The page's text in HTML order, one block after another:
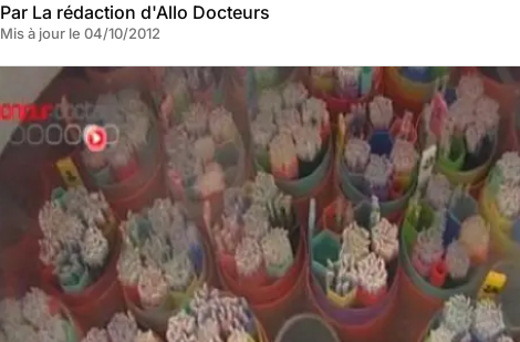
Par La rédaction d'Allo Docteurs
Mis à jour le 04/10/2012